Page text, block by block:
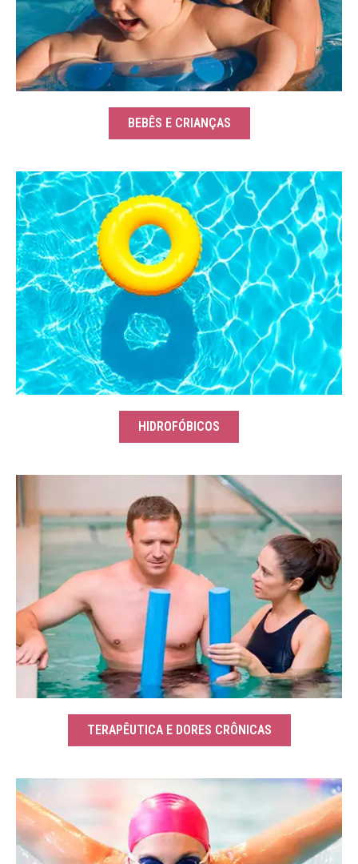
BEBÊS E CRIANÇAS
HIDROFÓBICOS
TERAPÊUTICA E DORES CRÔNICAS